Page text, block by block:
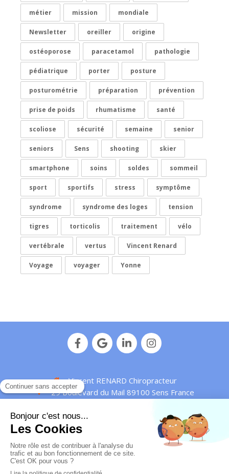
métier mission mondiale
Newsletter oreiller origine
ostéoporose paracetamol pathologie
pédiatrique porter posture
posturométrie préparation prévention
prise de poids rhumatisme santé
scoliose sécurité semaine senior
seniors Sens shooting skier
smartphone soins soldes sommeil
sport sportifs stress symptôme
syndrome syndrome des loges tension
tigres torticolis traitement vélo
vertébrale vertus Vincent Renard
Voyage voyager Yonne
Vincent RENARD Chiropracteur
29 Boulevard du Mail 89100 Sens France
Mentions légales
© Vincent Renard - 2016 -